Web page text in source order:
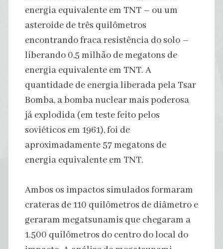
energia equivalente em TNT – ou um
asteroide de três quilômetros
encontrando fraca resistência do solo –
liberando 0,5 milhão de megatons de
energia equivalente em TNT. A
quantidade de energia liberada pela Tsar
Bomba, a bomba nuclear mais poderosa
já explodida (em teste feito pelos
soviéticos em 1961), foi de
aproximadamente 57 megatons de
energia equivalente em TNT.
Ambos os impactos simulados formaram
crateras de 110 quilômetros de diâmetro e
geraram megatsunamis que chegaram a
1.500 quilômetros do centro do local do